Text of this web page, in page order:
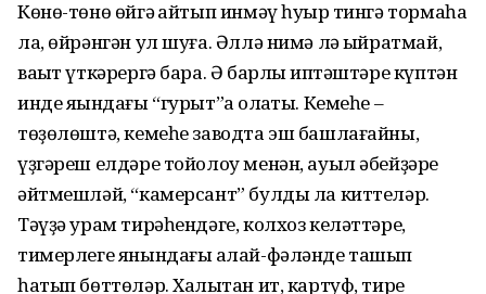
Көнө-төнө өйгә ҡайтып инмәү һуҡыр тингә тормаһа
ла, өйрәнгән ул шуға. Әллә нимә лә ҡыйратмай,
ваҡыт үткәрергә бара. Ә барлыҡ иптәштәре күптән
инде яҡындағы “гурыт”ҡа олаҡты. Кемеһе –
төҙөлөштә, кемеһе заводта эш башлағайны,
үҙгәреш елдәре тойолоу менән, ауыл әбейҙәре
әйтмешләй, “камерсант” булды ла киттеләр.
Тәүҙә урам тирәһендәге, колхоз келәттәре,
тимерлеге янындағы ҡалай-фәләнде ташып
һатып бөттөләр. Халыҡтан ит, картуф, тире